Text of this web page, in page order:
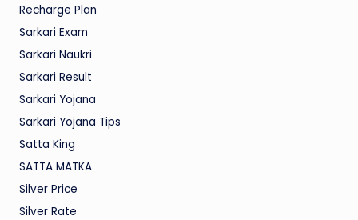
Recharge Plan
Sarkari Exam
Sarkari Naukri
Sarkari Result
Sarkari Yojana
Sarkari Yojana Tips
Satta King
SATTA MATKA
Silver Price
Silver Rate